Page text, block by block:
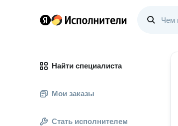
Найти специалиста
Мои заказы
Стать исполнителем